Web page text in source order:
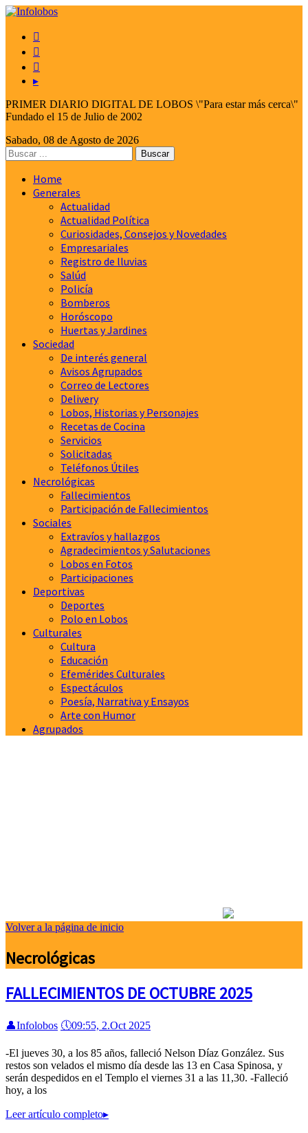



▸
PRIMER DIARIO DIGITAL DE LOBOS \"Para estar más cerca\"
Fundado el 15 de Julio de 2002
Sabado, 08 de Agosto de 2026
Home
Generales
Actualidad
Actualidad Política
Curiosidades, Consejos y Novedades
Empresariales
Registro de lluvias
Salúd
Policía
Bomberos
Horóscopo
Huertas y Jardines
Sociedad
De interés general
Avisos Agrupados
Correo de Lectores
Delivery
Lobos, Historias y Personajes
Recetas de Cocina
Servicios
Solicitadas
Teléfonos Útiles
Necrológicas
Fallecimientos
Participación de Fallecimientos
Sociales
Extravíos y hallazgos
Agradecimientos y Salutaciones
Lobos en Fotos
Participaciones
Deportivas
Deportes
Polo en Lobos
Culturales
Cultura
Educación
Efemérides Culturales
Espectáculos
Poesía, Narrativa y Ensayos
Arte con Humor
Agrupados
Volver a la página de inicio
Necrológicas
FALLECIMIENTOS DE OCTUBRE 2025
👤Infolobos 🕔09:55, 2.Oct 2025
-El jueves 30, a los 85 años, falleció Nelson Díaz González. Sus
restos son velados el mismo día desde las 13 en Casa Spinosa, y
serán despedidos en el Templo el viernes 31 a las 11,30. -Falleció
hoy, a los
Leer artículo completo▸